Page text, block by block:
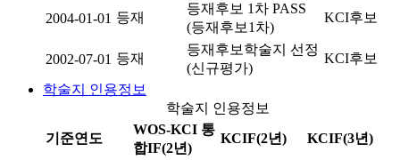
2004-01-01 등재
등재후보 1차 PASS
(등재후보1차)
KCI후보
2002-07-01 등재
등재후보학술지 선정
(신규평가)
KCI후보
학술지 인용정보
학술지 인용정보
기준연도
WOS-KCI 통
합IF(2년)
KCIF(2년) KCIF(3년)